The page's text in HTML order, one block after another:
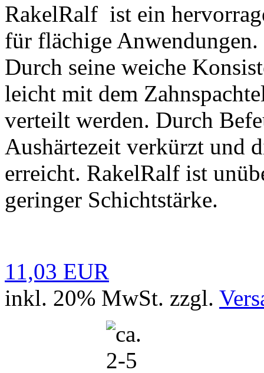
RakelRalf ist ein
für flächige Anwendungen.
Durch seine weiche
leicht mit dem
verteilt werden. Durch
Aushärtezeit verkürzt und
erreicht. RakelRalf ist
geringer Schichtstärke.
11,03 EUR
inkl. 20% MwSt. zzgl.